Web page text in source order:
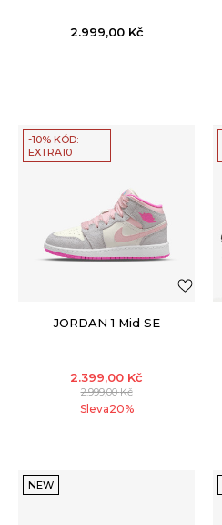
2.999,00 Kč
-10% KÓD:
EXTRA10
JORDAN 1 Mid SE
2.399,00 Kč
2.999,00Kč
Sleva20%
NEW